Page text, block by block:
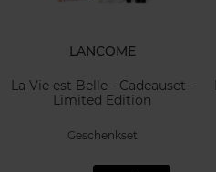
LANCOME
La Vie est Belle - Cadeauset -
Limited Edition
Geschenkset